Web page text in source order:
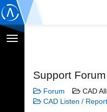
Navigation
Support Forum
Forum
CAD
CAD Listen /